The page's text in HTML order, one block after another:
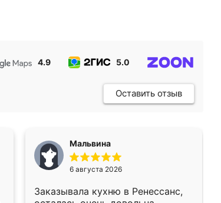
4.9 5.0
Оставить отзыв
Мальвина
6 августа 2026
Заказывала кухню в Ренессанс,